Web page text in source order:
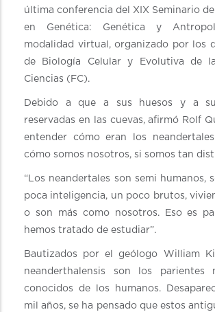
última conferencia del XIX Seminario
en Genética: Genética y
modalidad virtual, organizado por los
de Biología Celular y Evolutiva de
Ciencias (FC).
Debido a que a sus huesos y a
reservadas en las cuevas, afirmó Rolf
entender cómo eran los
cómo somos nosotros, si somos tan
“Los neandertales son semi humanos,
poca inteligencia, un poco brutos,
o son más como nosotros. Eso es
hemos tratado de estudiar”.
Bautizados por el geólogo William
neanderthalensis son los parientes
conocidos de los humanos.
mil años, se ha pensado que estos